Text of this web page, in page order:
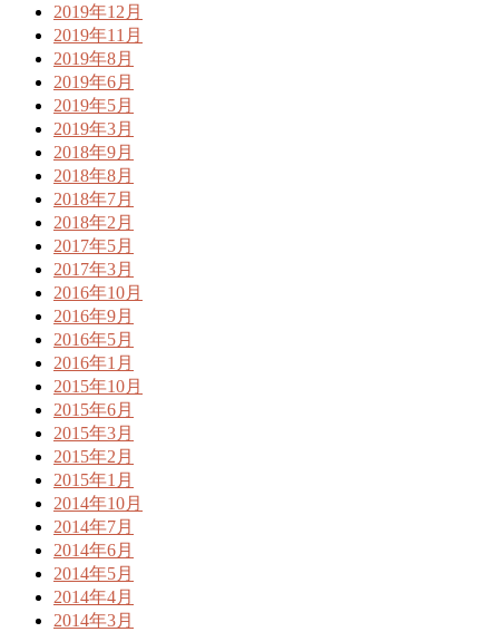
2019年12月
2019年11月
2019年8月
2019年6月
2019年5月
2019年3月
2018年9月
2018年8月
2018年7月
2018年2月
2017年5月
2017年3月
2016年10月
2016年9月
2016年5月
2016年1月
2015年10月
2015年6月
2015年3月
2015年2月
2015年1月
2014年10月
2014年7月
2014年6月
2014年5月
2014年4月
2014年3月